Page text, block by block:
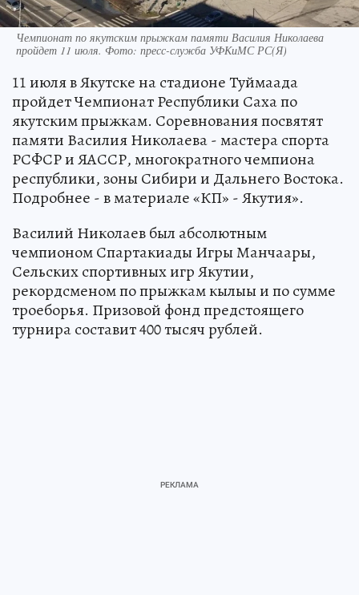
Чемпионат по якутским прыжкам памяти Василия Николаева
пройдет 11 июля. Фото: пресс-служба УФКиМС РС(Я)
11 июля в Якутске на стадионе Туймаада
пройдет Чемпионат Республики Саха по
якутским прыжкам. Соревнования посвятят
памяти Василия Николаева - мастера спорта
РСФСР и ЯАССР, многократного чемпиона
республики, зоны Сибири и Дальнего Востока.
Подробнее - в материале «КП» - Якутия».
Василий Николаев был абсолютным
чемпионом Спартакиады Игры Манчаары,
Сельских спортивных игр Якутии,
рекордсменом по прыжкам кылыы и по сумме
троеборья. Призовой фонд предстоящего
турнира составит 400 тысяч рублей.